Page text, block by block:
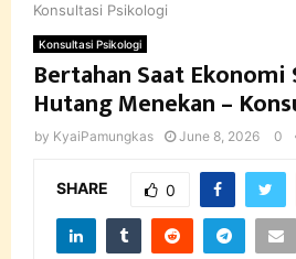
Konsultasi Psikologi
Konsultasi Psikologi
Bertahan Saat Ekonomi
Hutang Menekan –
by KyaiPamungkas June 8, 2026 0
SHARE 0